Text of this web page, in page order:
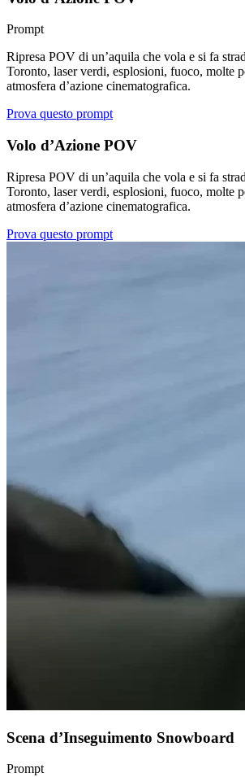
Prompt
Ripresa POV di un’aquila che vola e si fa
Toronto, laser verdi, esplosioni, fuoco, molte
atmosfera d’azione cinematografica.
Prova questo prompt
Volo d’Azione POV
Ripresa POV di un’aquila che vola e si fa
Toronto, laser verdi, esplosioni, fuoco, molte
atmosfera d’azione cinematografica.
Prova questo prompt
Scena d’Inseguimento Snowboard
Prompt